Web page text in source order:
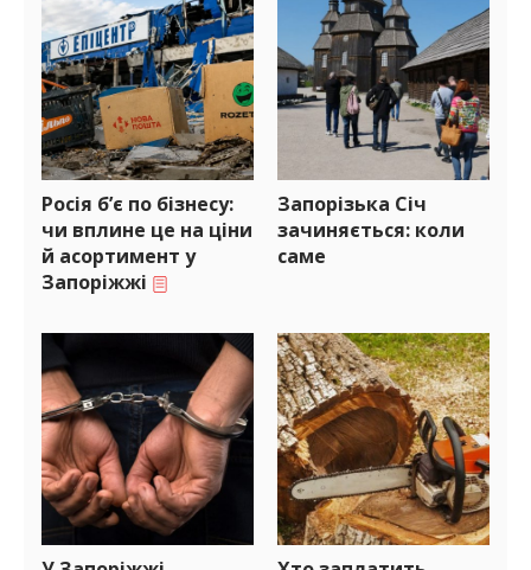
Росія б’є по бізнесу:
чи вплине це на ціни
й асортимент у
Запоріжжі
Запорізька Січ
зачиняється: коли
саме